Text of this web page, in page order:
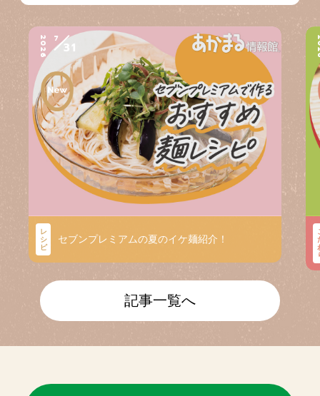
2026 7
31
レ
シ
ピ
セブンプレミアムの夏のイケ麺紹介！
記事一覧へ